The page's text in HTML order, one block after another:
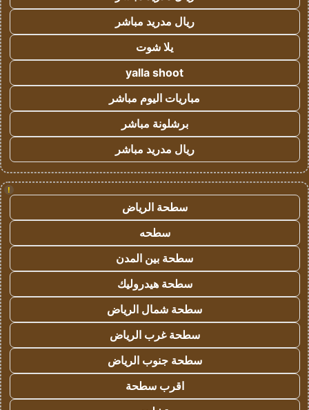
ريال مدريد مباشر
يلا شوت
yalla shoot
مباريات اليوم مباشر
برشلونة مباشر
ريال مدريد مباشر
!
سطحة الرياض
سطحه
سطحة بين المدن
سطحة هيدروليك
سطحة شمال الرياض
سطحة غرب الرياض
سطحة جنوب الرياض
اقرب سطحة